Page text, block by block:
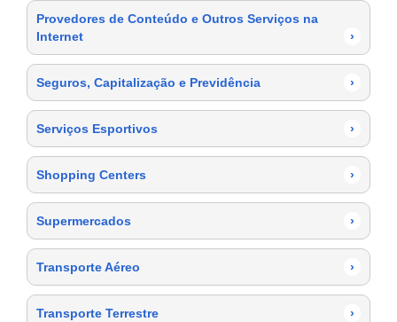
Provedores de Conteúdo e Outros Serviços na
Internet
›
Seguros, Capitalização e Previdência ›
Serviços Esportivos ›
Shopping Centers ›
Supermercados ›
Transporte Aéreo ›
Transporte Terrestre ›